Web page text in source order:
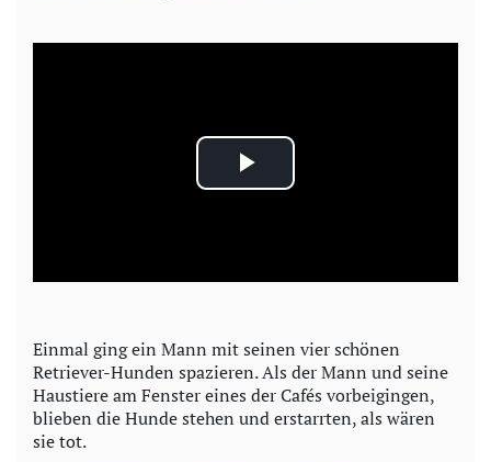
P
a
y
V
i
Einmal ging ein Mann mit seinen vier schönen
Retriever-Hunden spazieren. Als der Mann und seine
Haustiere am Fenster eines der Cafés vorbeigingen,
blieben die Hunde stehen und erstarrten, als wären
sie tot.